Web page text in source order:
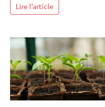
Lire l'article